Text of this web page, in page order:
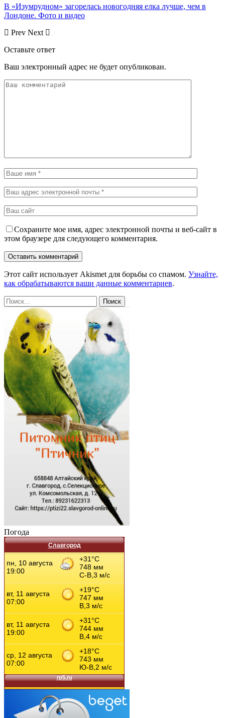
В «Изумрудном» загорелась новогодняя елка лучше, чем в
Лондоне. Фото и видео
Prev Next
Оставьте ответ
Ваш электронный адрес не будет опубликован.
Сохраните мое имя, адрес электронной почты и веб-сайт в
этом браузере для следующего комментария.
Этот сайт использует Akismet для борьбы со спамом. Узнайте,
как обрабатываются ваши данные комментариев.
Погода
Славгород